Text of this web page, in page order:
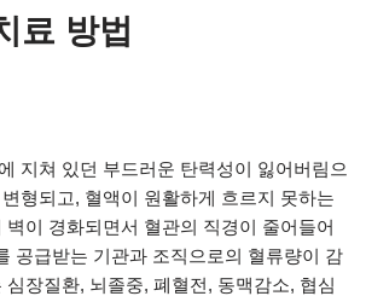
료 방법
지쳐 있던 부드러운 탄력성이 잃어버림으
형되고, 혈액이 원활하게 흐르지 못하는
벽이 경화되면서 혈관의 직경이 줄어들어
공급받는 기관과 조직으로의 혈류량이 감
심장질환, 뇌졸중, 폐혈전, 동맥감소, 협심